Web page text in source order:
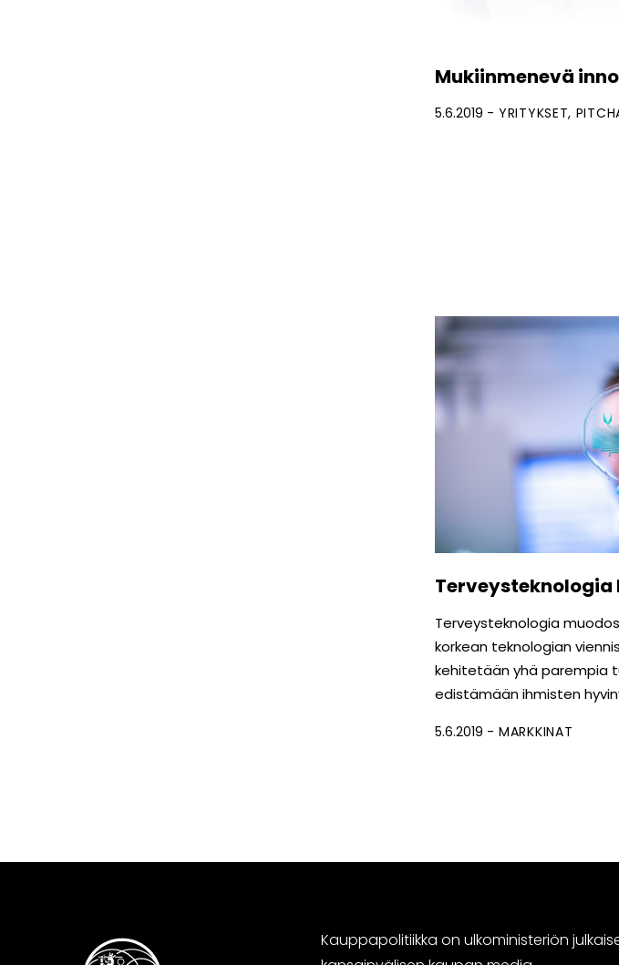
Mukiinmenevä
5.6.2019 YRITYKSET
Terveysteknologia
korkean teknologian
kehitetään yhä parempia
edistämään ihmisten
5.6.2019 MARKKINAT
Kauppapolitiikka on ulkoministeriön